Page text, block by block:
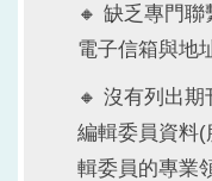
🔸 缺乏專門
電子信箱與地
🔸 沒有列出
編輯委員資料
輯委員的專業